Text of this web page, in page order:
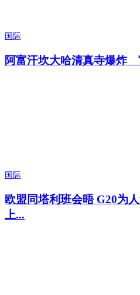
国际
阿富汗坎大哈清真寺爆炸
国际
欧盟同塔利班会晤 G20为
上...